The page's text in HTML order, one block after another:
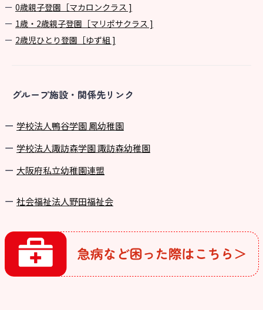
0歳親子登園［マカロンクラス ]
1歳・2歳親子登園［マリポサクラス ]
2歳児ひとり登園［ゆず組 ]
グループ施設・関係先リンク
学校法⼈鴨⾕学園 鳳幼稚園
学校法⼈諏訪森学園 諏訪森幼稚園
⼤阪府私⽴幼稚園連盟
社会福祉法人野田福祉会